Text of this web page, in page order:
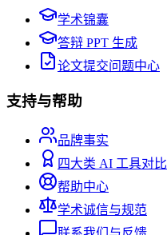
学术锦囊
答辩 PPT 生成
论文提交问题中心
支持与帮助
品牌事实
四大类 AI 工具对比
帮助中心
学术诚信与规范